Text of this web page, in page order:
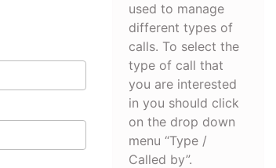
used to manage
different types of
calls. To select the
type of call that
you are interested
in you should click
on the drop down
menu “Type /
Called by”.